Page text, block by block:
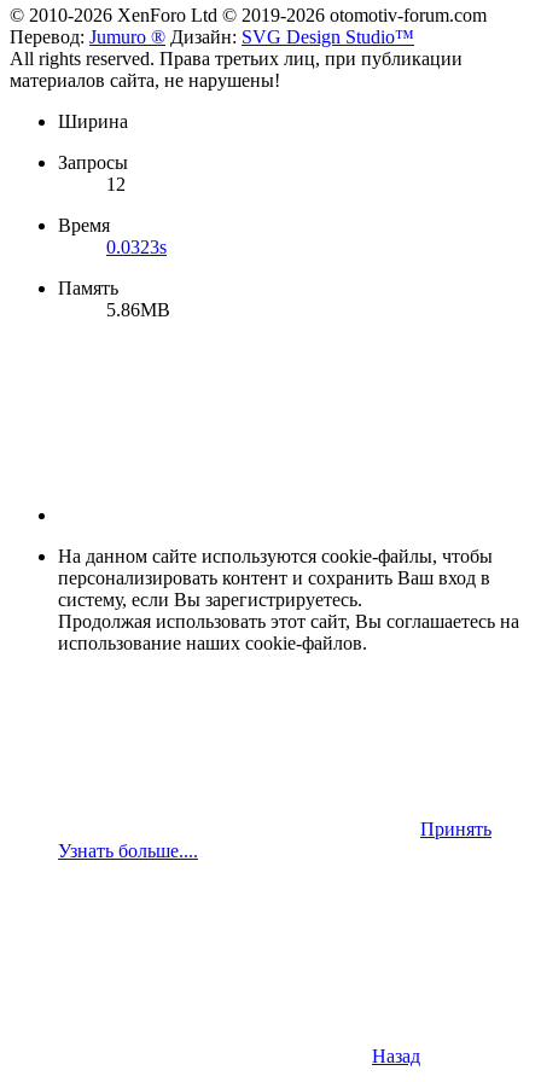
© 2010-2026 XenForo Ltd © 2019-2026 otomotiv-forum.com
Перевод: Jumuro ® Дизайн: SVG Design Studio™
All rights reserved. Права третьих лиц, при публикации
материалов сайта, не нарушены!
Ширина
Запросы
12
Время
0.0323s
Память
5.86MB
На данном сайте используются cookie-файлы, чтобы
персонализировать контент и сохранить Ваш вход в
систему, если Вы зарегистрируетесь.
Продолжая использовать этот сайт, Вы соглашаетесь на
использование наших cookie-файлов.
Принять
Узнать больше....
Назад